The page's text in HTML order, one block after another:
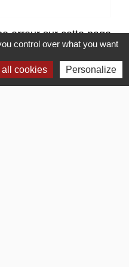
erreur sur cette page
control over what you want
all cookies Personalize